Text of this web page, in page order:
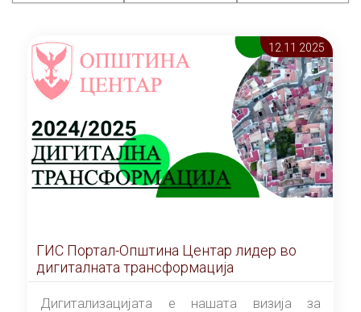
12.11 2025
ГИС Портал-Општина Центар лидер во
дигиталната трансформација
Дигитализацијата е нашата визија за